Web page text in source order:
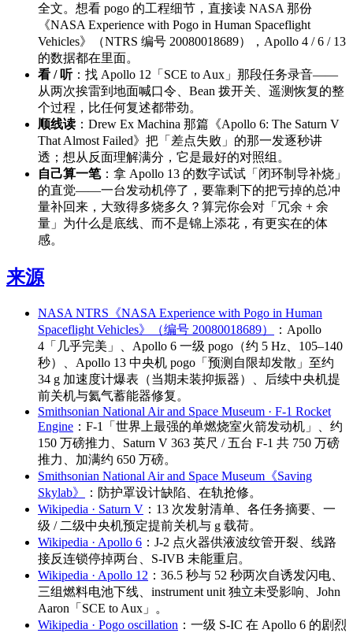
全文。想看 pogo 的工程细节，直接读 NASA 那份
《NASA Experience with Pogo in Human Spaceflight
Vehicles》（NTRS 编号 20080018689），Apollo 4 / 6 / 13
的数据都在里面。
看 / 听：找 Apollo 12「SCE to Aux」那段任务录音——
从两次挨雷到地面喊口令、Bean 拨开关、遥测恢复的整
个过程，比任何复述都带劲。
顺线读 ：Drew Ex Machina 那篇《Apollo 6: The Saturn V
That Almost Failed》把「差点失败」的那一发逐秒讲
透；想从反面理解满分，它是最好的对照组。
自己算一笔：拿 Apollo 13 的数字试试「闭环制导补烧」
的直觉——一台发动机停了，要靠剩下的把亏掉的总冲
量补回来，大致得多烧多久？算完你会对「冗余 + 余
量」为什么是底线、而不是锦上添花，有更实在的体
感。
来源
NASA NTRS《NASA Experience with Pogo in Human
Spaceflight Vehicles》（编号 20080018689）
：Apollo
4「几乎完美」、Apollo 6 一级 pogo（约 5 Hz、105–140
秒）、Apollo 13 中央机 pogo「预测自限却发散」至约
34 g 加速度计爆表（当期未装抑振器）、后续中央机提
前关机与氦气蓄能器修复。
Smithsonian National Air and Space Museum · F-1 Rocket
Engine ：F-1「世界上最强的单燃烧室火箭发动机」、约
150 万磅推力、Saturn V 363 英尺 / 五台 F-1 共 750 万磅
推力、加满约 650 万磅。
Smithsonian National Air and Space Museum《Saving
Skylab》
：防护罩设计缺陷、在轨抢修。
Wikipedia · Saturn V ：13 次发射清单、各任务摘要、一
级 / 二级中央机预定提前关机与 g 载荷。
Wikipedia · Apollo 6 ：J-2 点火器供液波纹管开裂、线路
接反连锁停掉两台、S-IVB 未能重启。
Wikipedia · Apollo 12 ：36.5 秒与 52 秒两次自诱发闪电、
三组燃料电池下线、instrument unit 独立未受影响、John
Aaron「SCE to Aux」。
Wikipedia · Pogo oscillation ：一级 S-IC 在 Apollo 6 的剧烈